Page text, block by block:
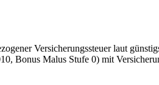
Versicherungssteuer laut
, Bonus Malus Stufe 0) mit